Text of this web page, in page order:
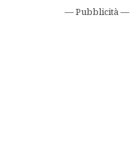
— Pubblicità —